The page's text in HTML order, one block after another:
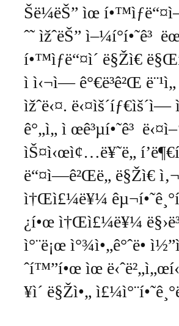
Šë¼ëŠ” ìœ
ˆ˜ ìžˆëŠ” ì–¼í°í•˜ê³
í•™ìƒë“¤ì´ ë§Žì€
ì ì‹¬ì— ê°€ë³ê²Œ
ìžˆë‹¤. ë‹¤ìš´íƒ€ìš´ì—
ê°„ì„ ì œê³µí•˜ê³
ìŠ¤ì‹œì¢…ë¥˜ë„
ë“¤ì—ê²Œë„ ë§Žì€
ì†Œì£¼ë¥¼
¿í•œ ì†Œì£¼ë¥¼ ë§›ë³¼
ì°¨ë¡œ ì°¾ì•„ê°ˆë•
ˆí™”í•œ ìœ
¥ì´ ë§Žì•„